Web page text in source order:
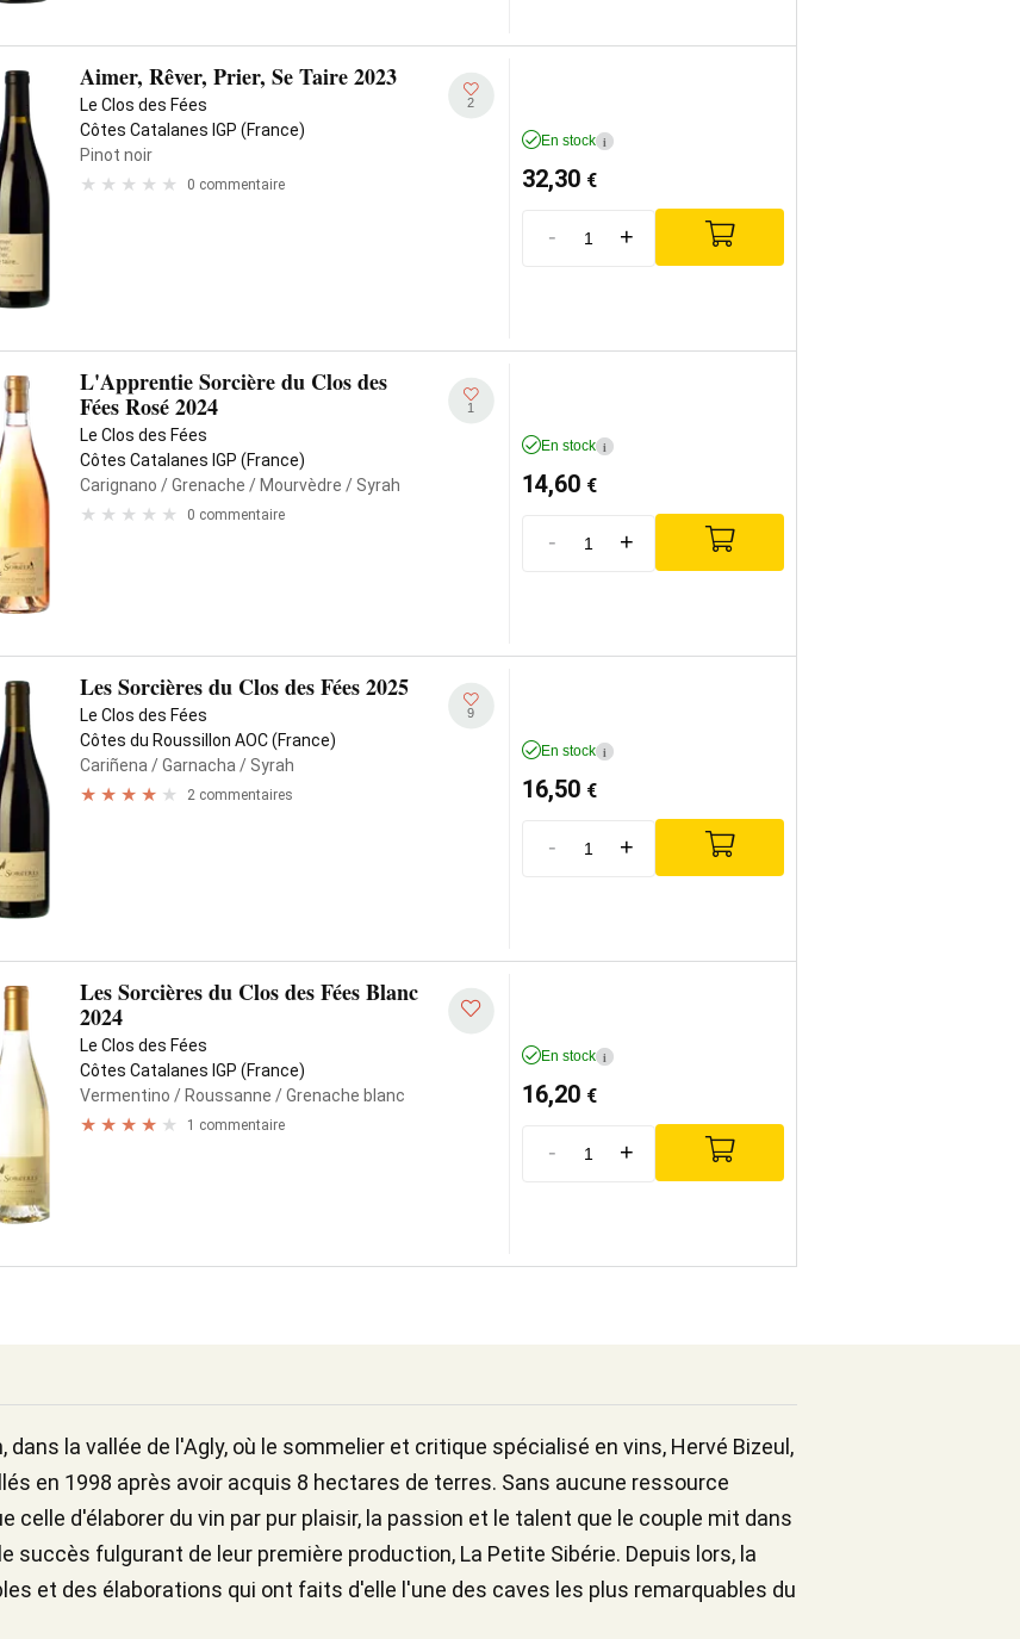
Aimer, Rêver, Prier, Se Taire 2023
Le Clos des Fées
Côtes Catalanes IGP (France)
Pinot noir
0 commentaire
2
En stock i
32,30 €
- +
L'Apprentie Sorcière du Clos des
Fées Rosé 2024
Le Clos des Fées
Côtes Catalanes IGP (France)
Carignano / Grenache / Mourvèdre / Syrah
0 commentaire
1
En stock i
14,60 €
- +
Les Sorcières du Clos des Fées 2025
Le Clos des Fées
Côtes du Roussillon AOC (France)
Cariñena / Garnacha / Syrah
2 commentaires
9
En stock i
16,50 €
- +
Les Sorcières du Clos des Fées Blanc
2024
Le Clos des Fées
Côtes Catalanes IGP (France)
Vermentino / Roussanne / Grenache blanc
1 commentaire
En stock i
16,20 €
- +
dans la vallée de l'Agly, où le sommelier et critique spécialisé en vins, Hervé Bizeul,
en 1998 après avoir acquis 8 hectares de terres. Sans aucune ressource
celle d'élaborer du vin par pur plaisir, la passion et le talent que le couple mit dans
succès fulgurant de leur première production, La Petite Sibérie. Depuis lors, la
et des élaborations qui ont faits d'elle l'une des caves les plus remarquables du